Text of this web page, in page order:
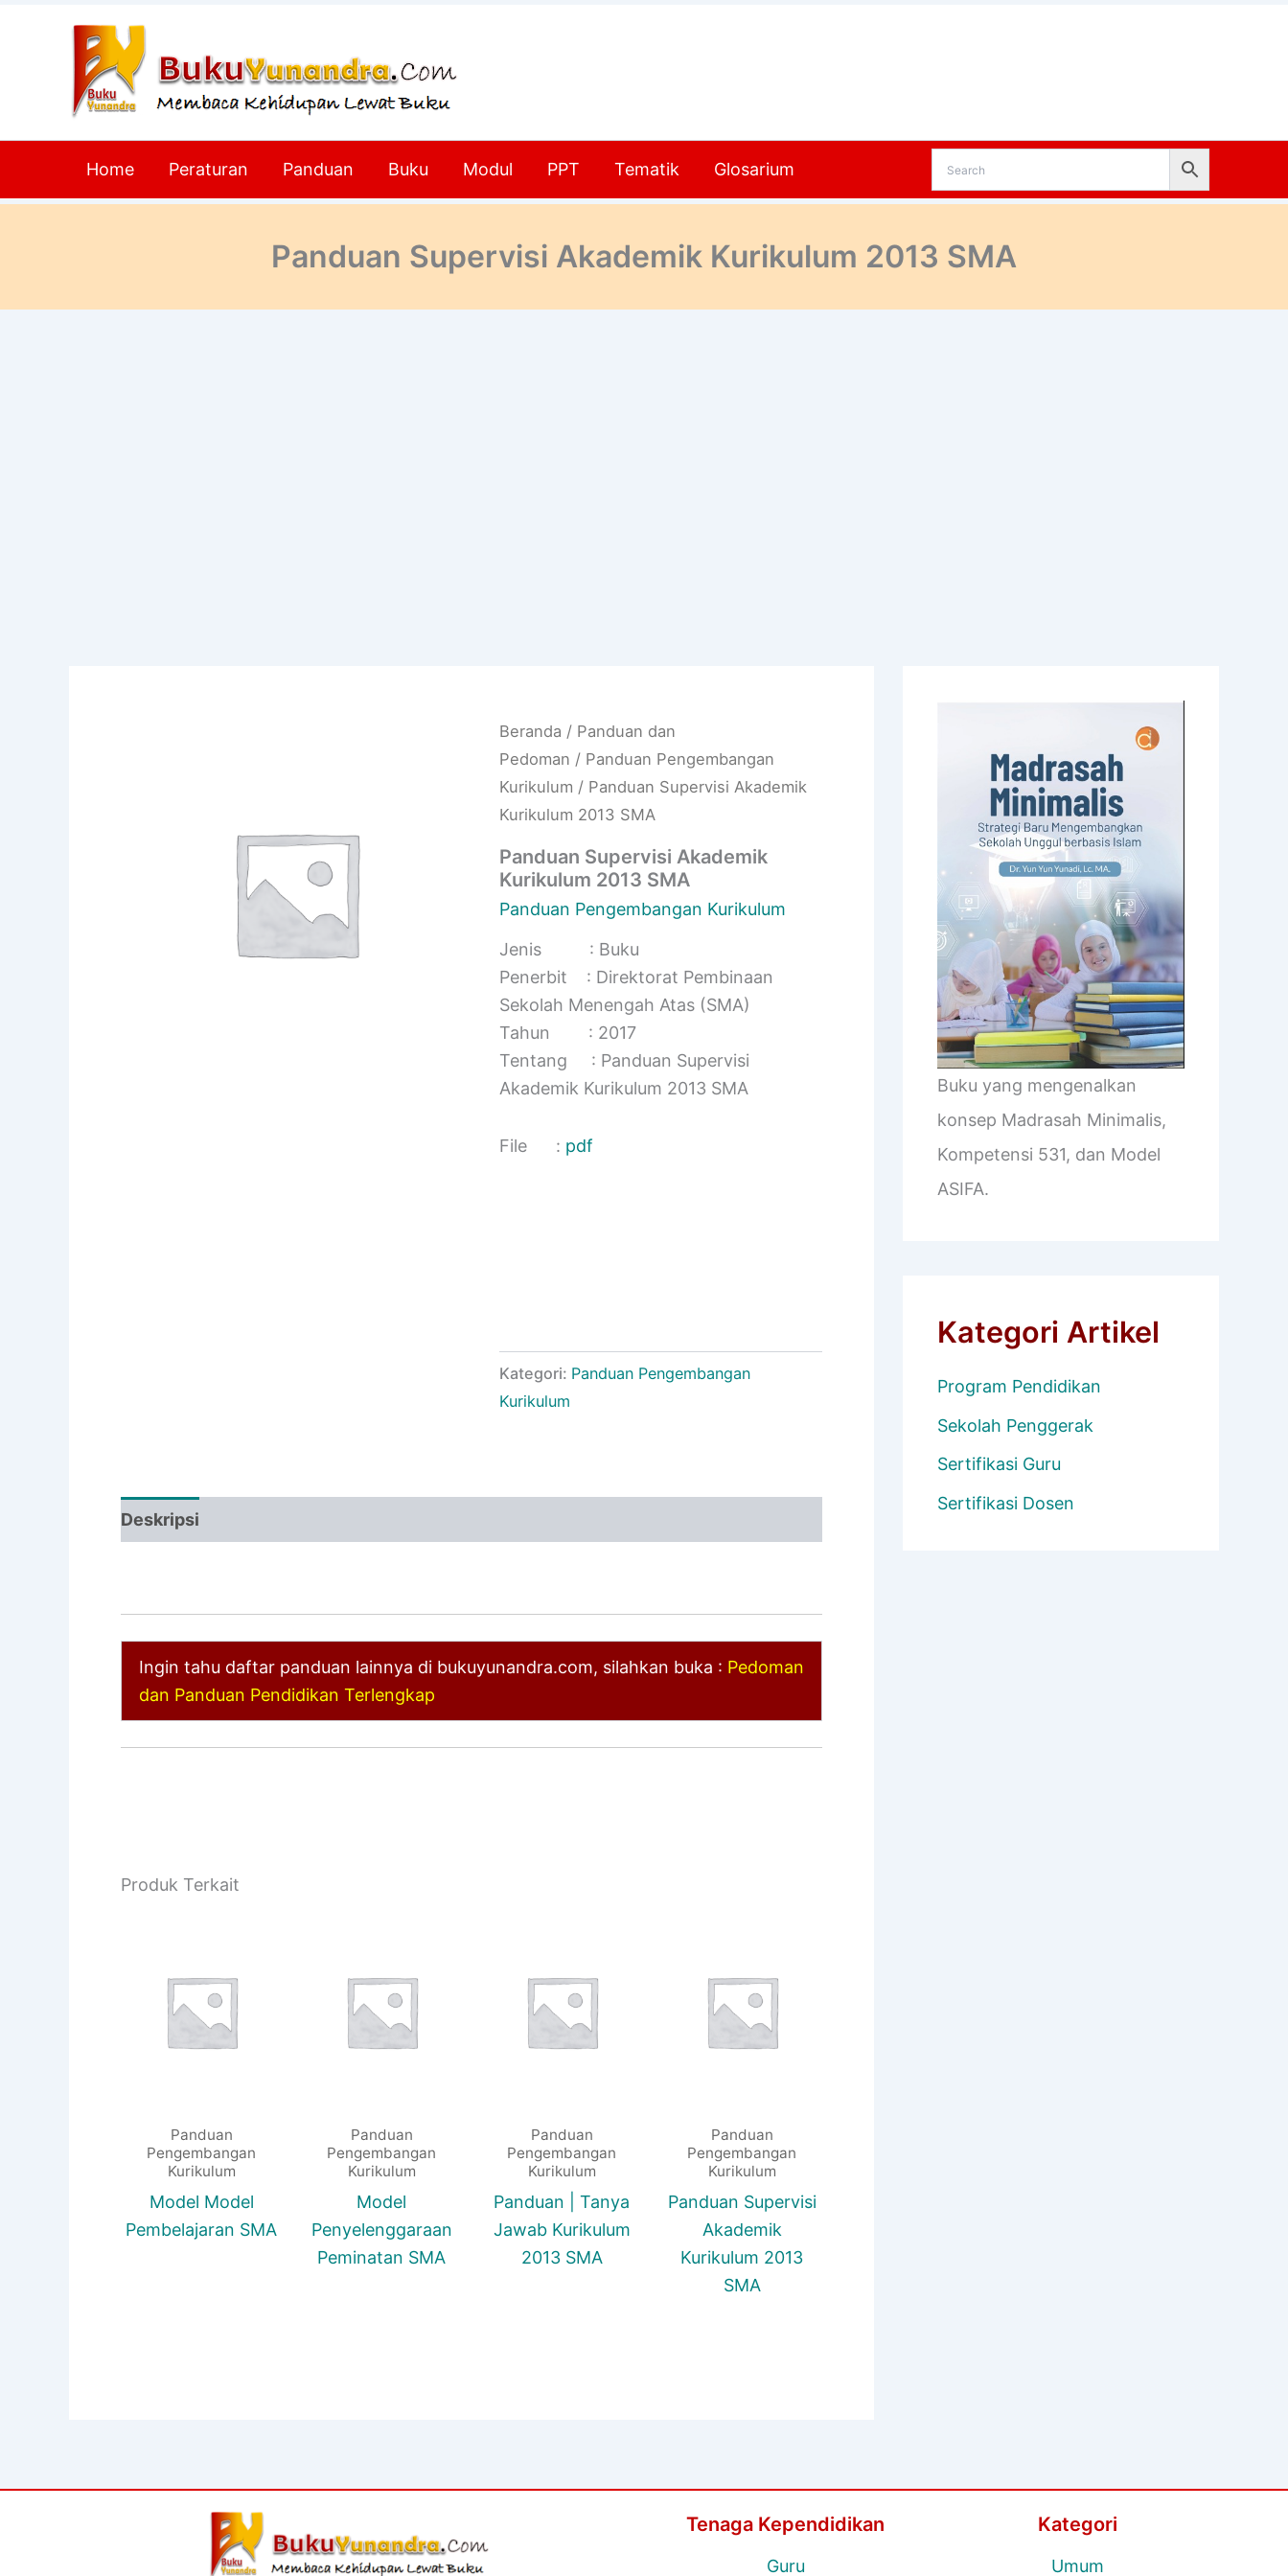
Home Peraturan Panduan Buku Modul PPT Tematik Glosarium
Panduan Supervisi Akademik Kurikulum 2013 SMA
Beranda / Panduan dan
Pedoman / Panduan Pengembangan
Kurikulum / Panduan Supervisi Akademik
Kurikulum 2013 SMA
Panduan Supervisi Akademik
Kurikulum 2013 SMA
Panduan Pengembangan Kurikulum
Jenis : Buku
Penerbit : Direktorat Pembinaan
Sekolah Menengah Atas (SMA)
Tahun : 2017
Tentang : Panduan Supervisi
Akademik Kurikulum 2013 SMA
File : pdf
Kategori: Panduan Pengembangan
Kurikulum
Deskripsi
Ingin tahu daftar panduan lainnya di bukuyunandra.com, silahkan buka : Pedoman
dan Panduan Pendidikan Terlengkap
Produk Terkait
Panduan
Pengembangan
Kurikulum
Model Model
Pembelajaran SMA
Panduan
Pengembangan
Kurikulum
Model
Penyelenggaraan
Peminatan SMA
Panduan
Pengembangan
Kurikulum
Panduan | Tanya
Jawab Kurikulum
2013 SMA
Panduan
Pengembangan
Kurikulum
Panduan Supervisi
Akademik
Kurikulum 2013
SMA
Buku yang mengenalkan
konsep Madrasah Minimalis,
Kompetensi 531, dan Model
ASIFA.
Kategori Artikel
Program Pendidikan
Sekolah Penggerak
Sertifikasi Guru
Sertifikasi Dosen
Tenaga Kependidikan
Guru
Kategori
Umum